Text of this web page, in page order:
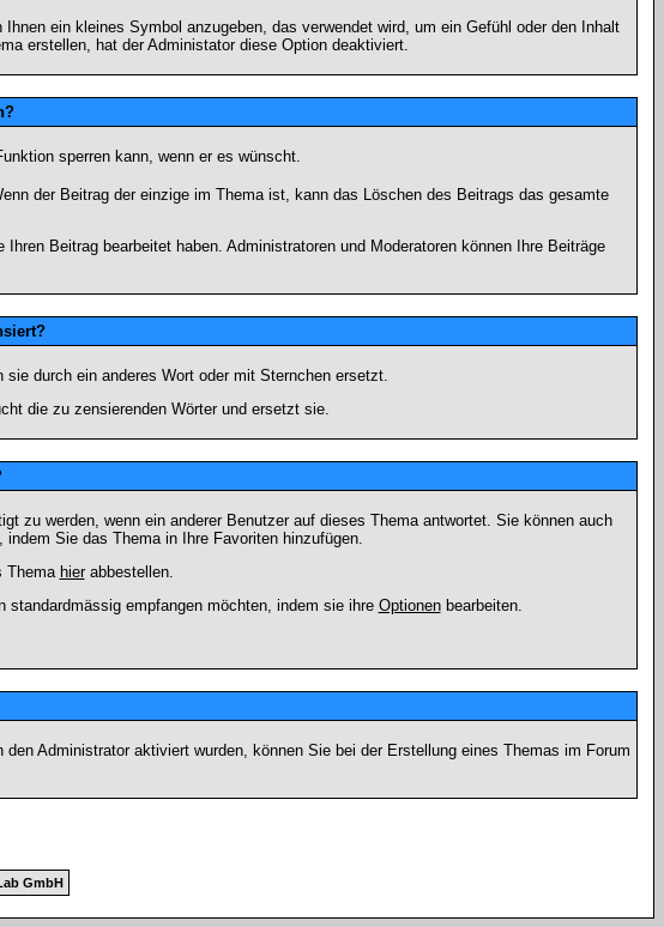
ein kleines Symbol anzugeben, das verwendet wird, um ein Gefühl oder den Inhalt
erstellen, hat der Administator diese Option deaktiviert.
sperren kann, wenn er es wünscht.
der Beitrag der einzige im Thema ist, kann das Löschen des Beitrags das gesamte
Beitrag bearbeitet haben. Administratoren und Moderatoren können Ihre Beiträge
durch ein anderes Wort oder mit Sternchen ersetzt.
die zu zensierenden Wörter und ersetzt sie.
zu werden, wenn ein anderer Benutzer auf dieses Thema antwortet. Sie können auch
Sie das Thema in Ihre Favoriten hinzufügen.
Thema hierabbestellen.
standardmässig empfangen möchten, indem sie ihre Optionenbearbeiten.
Administrator aktiviert wurden, können Sie bei der Erstellung eines Themas im Forum
GmbH